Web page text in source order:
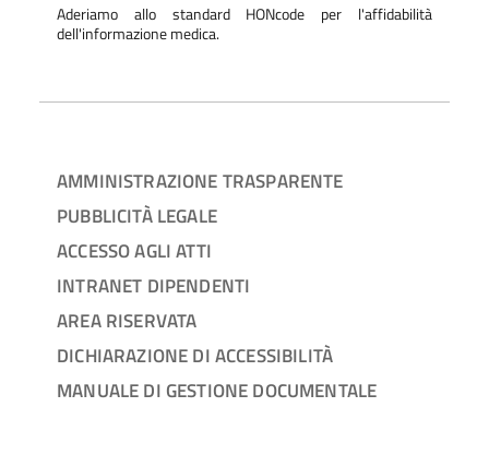
Aderiamo allo standard HONcode per l'affidabilità
dell'informazione medica.
AMMINISTRAZIONE TRASPARENTE
PUBBLICITÀ LEGALE
ACCESSO AGLI ATTI
INTRANET DIPENDENTI
AREA RISERVATA
DICHIARAZIONE DI ACCESSIBILITÀ
MANUALE DI GESTIONE DOCUMENTALE